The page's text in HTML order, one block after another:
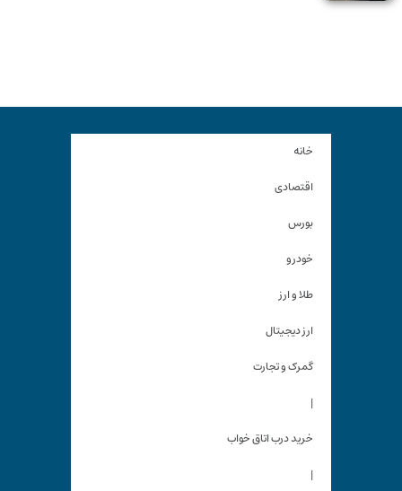
خانه
اقتصادی
بورس
خودرو
طلا و ارز
ارز دیجیتال
گمرک و تجارت
|
خرید درب اتاق خواب
|